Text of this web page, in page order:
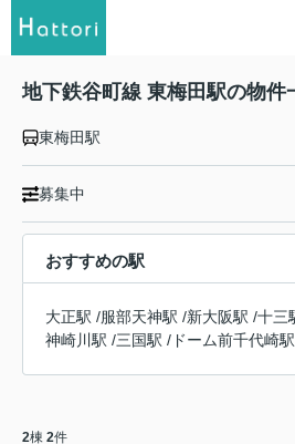
地下鉄谷町線 東梅田駅の物件
東梅田駅
募集中
おすすめの駅
大正駅 /服部天神駅 /新大阪駅 /十三
神崎川駅 /三国駅 / ドーム前千代崎駅
2棟 2件